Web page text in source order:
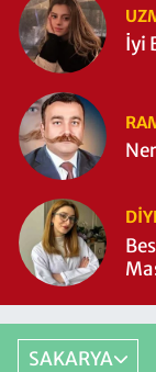
İyi
SAKARYA